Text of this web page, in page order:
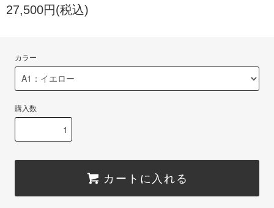
27,500円(税込)
カラー
購入数
カートに入れる